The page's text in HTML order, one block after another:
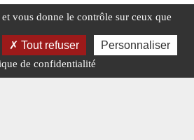
vous donne le contrôle sur ceux que
Tout refuser Personnaliser
de confidentialité